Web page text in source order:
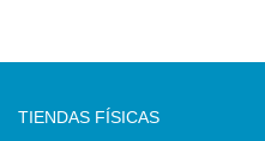
TIENDAS FÍSICAS